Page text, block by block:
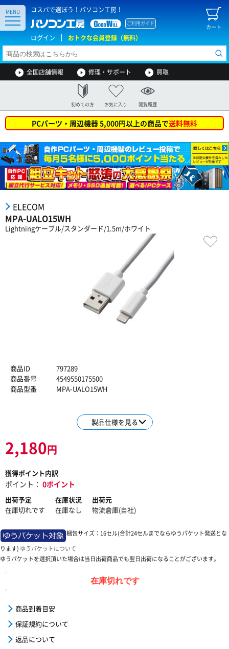
コスパで選ぼう！パソコン工房！
カート
ご利用ガイド
ログイン おトクな会員登録（無料）
MENU
全国店舗情報 修理・サポート 買取
初めての方 お気に入り 閲覧履歴
PCパーツ・周辺機器 5,000円以上の商品で送料無料
ELECOM
MPA-UALO15WH
Lightningケーブル/スタンダード/1.5m/ホワイト
商品ID
797289
商品番号
4549550175500
商品型番
MPA-UALO15WH
製品仕様を見る
2,180円
獲得ポイント内訳
ポイント： 0ポイント
出荷予定
在庫切れです
在庫状況
在庫なし
出荷元
物流倉庫(自社)
梱包サイズ：16セル(合計24セルまでならゆうパケット発送とな
ります) ゆうパケットについて
ゆうパケットを選択頂いた場合は当日出荷商品でも翌日出荷になることがございます。
在庫切れです
商品到着目安
保証規約について
返品について